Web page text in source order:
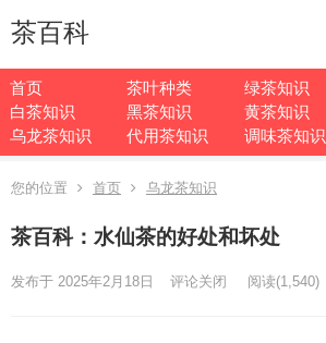
茶百科
首页 茶叶种类 绿茶知识
白茶知识
黑茶知识 黄茶知识
乌龙茶知识
代用茶知识 调味茶知识
您的位置 首页 乌龙茶知识
茶百科：水仙茶的好处和坏处
发布于 2025年2月18日 评论关闭 阅读(1,540)